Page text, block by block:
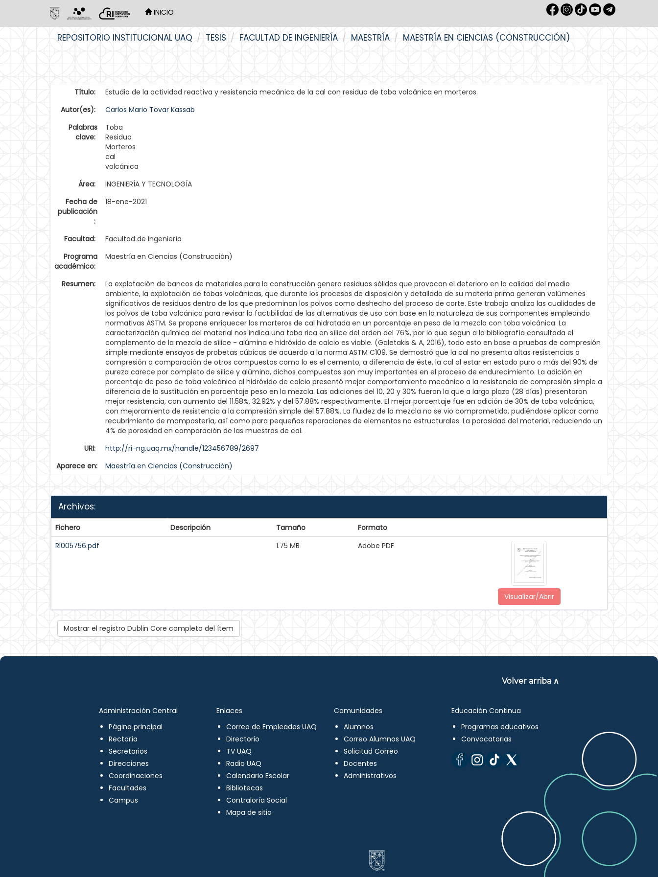
INICIO
REPOSITORIO INSTITUCIONAL UAQ TESIS FACULTAD DE INGENIERÍA MAESTRÍA MAESTRÍA EN CIENCIAS (CONSTRUCCIÓN)
Título:
Estudio de la actividad reactiva y resistencia mecánica de la cal con residuo de toba volcánica en morteros.
Autor(es):
Carlos Mario Tovar Kassab
Palabras
clave:
Toba
Residuo
Morteros
cal
volcánica
Área:
INGENIERÍA Y TECNOLOGÍA
Fecha de
publicación
:
18-ene-2021
Facultad:
Facultad de Ingeniería
Programa
académico:
Maestría en Ciencias (Construcción)
Resumen:
La explotación de bancos de materiales para la construcción genera residuos sólidos que provocan el deterioro en la calidad del medio
ambiente, la explotación de tobas volcánicas, que durante los procesos de disposición y detallado de su materia prima generan volúmenes
significativos de residuos dentro de los que predominan los polvos como deshecho del proceso de corte. Este trabajo analiza las cualidades de
los polvos de toba volcánica para revisar la factibilidad de las alternativas de uso con base en la naturaleza de sus componentes empleando
normativas ASTM. Se propone enriquecer los morteros de cal hidratada en un porcentaje en peso de la mezcla con toba volcánica. La
caracterización química del material nos indica una toba rica en sílice del orden del 76%, por lo que segun a la bibliografía consultada el
complemento de la mezcla de sílice - alúmina e hidróxido de calcio es viable. (Galetakis & A, 2016), todo esto en base a pruebas de compresión
simple mediante ensayos de probetas cúbicas de acuerdo a la norma ASTM C109. Se demostró que la cal no presenta altas resistencias a
compresión a comparación de otros compuestos como lo es el cemento, a diferencia de éste, la cal al estar en estado puro o más del 90% de
pureza carece por completo de sílice y alúmina, dichos compuestos son muy importantes en el proceso de endurecimiento. La adición en
porcentaje de peso de toba volcánico al hidróxido de calcio presentó mejor comportamiento mecánico a la resistencia de compresión simple a
diferencia de la sustitución en porcentaje peso en la mezcla. Las adiciones del 10, 20 y 30% fueron la que a largo plazo (28 días) presentaron
mejor resistencia, con aumento del 11.58%, 32.92% y del 57.88% respectivamente. El mejor porcentaje fue en adición de 30% de toba volcánica,
con mejoramiento de resistencia a la compresión simple del 57.88%. La fluidez de la mezcla no se vio comprometida, pudiéndose aplicar como
recubrimiento de mampostería, así como para pequeñas reparaciones de elementos no estructurales. La porosidad del material, reduciendo un
4% de porosidad en comparación de las muestras de cal.
URI:
http://ri-ng.uaq.mx/handle/123456789/2697
Aparece en:
Maestría en Ciencias (Construcción)
Archivos:
Fichero Descripción Tamaño
Formato
RI005756.pdf
1.75 MB Adobe PDF
Visualizar/Abrir
Mostrar el registro Dublin Core completo del ítem
Volver arriba ∧
Administración Central
Página principal
Rectoría
Secretarios
Direcciones
Coordinaciones
Facultades
Campus
Enlaces
Correo de Empleados UAQ
Directorio
TV UAQ
Radio UAQ
Calendario Escolar
Bibliotecas
Contraloría Social
Mapa de sitio
Comunidades
Alumnos
Correo Alumnos UAQ
Solicitud Correo
Docentes
Administrativos
Educación Continua
Programas educativos
Convocatorias